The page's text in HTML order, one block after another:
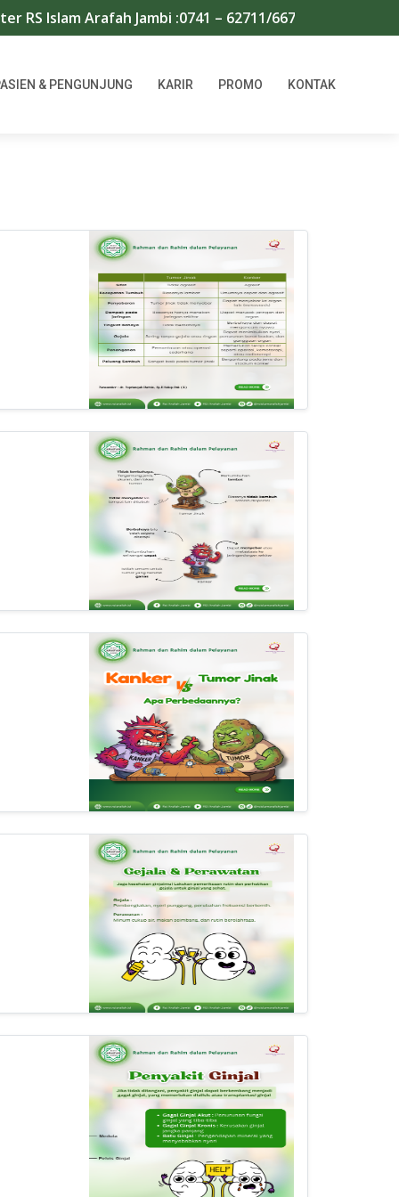
Arafah Jambi :0741 – 62711/667966 | WA :
& PENGUNJUNG KARIR PROMO KONTAK